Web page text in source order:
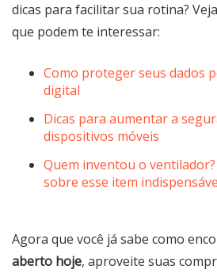
dicas para facilitar sua rotina?
que podem te interessar:
Como proteger seus dados
digital
Dicas para aumentar a
dispositivos móveis
Quem inventou o
sobre esse item
Agora que você já sabe como
aberto hoje, aproveite suas